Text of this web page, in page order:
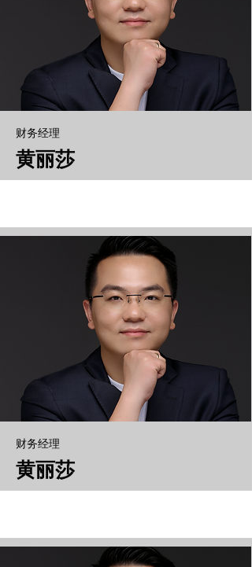
财务经理
黄丽莎
财务经理
黄丽莎